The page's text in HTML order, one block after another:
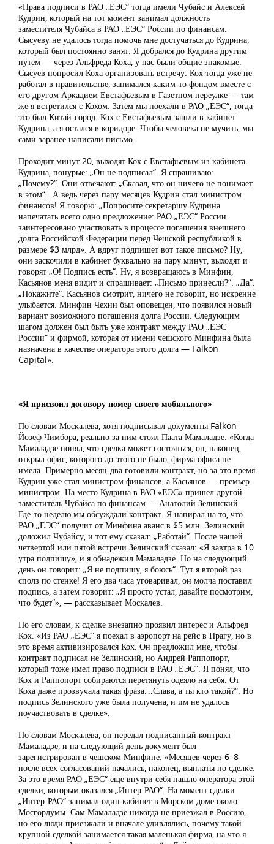
«Права подписи в РАО „ЕЭС“ тогда имели Чубайс и Алексей
Кудрин, который на тот момент занимал должность
заместителя Чубайса в РАО „ЕЭС“ России по финансам.
Сысуеву не удалось тогда помочь мне достучаться до Кудрина,
который был постоянно занят. Я добрался до Кудрина другим
путем — через Альфреда Коха, у нас были общие знакомые.
Сысуев попросил Коха организовать встречу. Кох тогда уже не
работал в правительстве, занимался каким-то фондом вместе с
его другом Аркадием Евстафьевым в Газетном переулке — там
же я встретился с Кохом. Затем мы поехали в РАО „ЕЭС“, тогда
это был Китай-город. Кох с Евстафьевым зашли в кабинет
Кудрина, а я остался в коридоре. Чтобы человека не мучить, мы
сами заранее написали письмо.
Проходит минут 20, выходят Кох с Евстафьевым из кабинета
Кудрина, понурые: „Он не подписал“. Я спрашиваю:
„Почему?“. Они отвечают: „Сказал, что он ничего не понимает
в этом“. А ведь через пару месяцев Кудрин стал министром
финансов! Я говорю: „Попросите секретаршу Кудрина
напечатать всего одно предложение: РАО „ЕЭС“ России
заинтересовано участвовать в процессе погашения внешнего
долга Российской Федерации перед Чешской республикой в
размере $3 млрд». А вдруг подпишет вот такое письмо? Ну,
они заскочили в кабинет буквально на пару минут, выходят и
говорят „О! Подпись есть“. Ну, я возвращаюсь в Минфин,
Касьянов меня видит и спрашивает: „Письмо принесли?“. „Да“.
„Покажите“. Касьянов смотрит, ничего не говорит, но искренне
улыбается. Минфин Чехии был оповещен, что появился новый
вариант возможного погашения долга России. Следующим
шагом должен был быть уже контракт между РАО „ЕЭС
России“ и фирмой, которая от имени чешского Минфина была
назначена в качестве оператора этого долга — Falkon
Capital».
«Я присвоил договору номер своего мобильного»
По словам Москалева, хотя подписывал документы Falkon
Йозеф Чимбора, реально за ним стоял Паата Мамаладзе. «Когда
Мамаладзе понял, что сделка может состояться, он, наконец,
открыл офис, которого до этого не было, фирма офиса не
имела. Примерно месяц-два готовили контракт, но за это время
Кудрин уже стал министром финансов, а Касьянов — премьер-
министром. На место Кудрина в РАО «ЕЭС» пришел другой
заместитель Чубайса по финансам — Анатолий Зелинский.
Где-то неделю мы обсуждали контракт. Я напирал на то, что
РАО „ЕЭС“ получит от Минфина аванс в $5 млн. Зелинский
доложил Чубайсу, и тот ему сказал: „Работай“. После нашей
четвертой или пятой встречи Зелинский сказал: «Я завтра в 10
утра подпишу», и я обнадежил Мамаладзе. Но на следующий
день он говорит: „Я не подпишу, я боюсь“. Тут я второй раз
сполз по стенке! Я его два часа уговаривал, он молча поставил
подпись, а затем говорит: „Я просто устал, давайте посмотрим,
что будет“», — рассказывает Москалев.
По его словам, к сделке внезапно проявил интерес и Альфред
Кох. «Из РАО „ЕЭС“ я поехал в аэропорт на рейс в Прагу, но в
это время активизировался Кох. Он предложил мне, чтобы
контракт подписал не Зелинский, но Андрей Раппопорт,
который тоже имел право подписи в РАО „ЕЭС“. Я понял, что
Кох и Раппопорт собираются перетянуть одеяло на себя. От
Коха даже прозвучала такая фраза: „Слава, а ты кто такой?“. Но
подпись Зелинского уже была получена, и им не удалось
поучаствовать в сделке».
По словам Москалева, он передал подписанный контракт
Мамаладзе, и на следующий день документ был
зарегистрирован в чешском Минфине: «Месяцев через 6–8
после всех согласований начались, наконец, выплаты по сделке.
За это время РАО „ЕЭС“ еще внутри себя нашло оператора этой
сделки, которым оказался „Интер-РАО“. На момент сделки
„Интер-РАО“ занимал один кабинет в Морском доме около
Мосгордумы. Сам Мамаладзе никогда не приезжал в Россию,
но его люди приезжали и вначале удивлялись, почему такой
крупной сделкой занимается такая маленькая фирма, на что я